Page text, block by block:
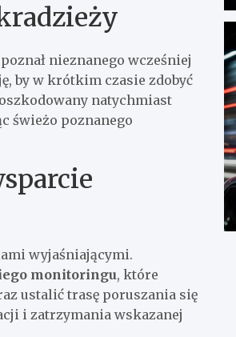
nieznanego wcześniej
by w krótkim czasie zdobyć
natychmiast
świeżo poznanego
wyjaśniającymi.
monitoringu, które
ustalić trasę poruszania się
i zatrzymania wskazanej